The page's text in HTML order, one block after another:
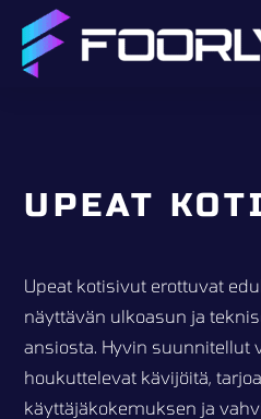
UPEAT
Upeat kotisivut erottuvat
näyttävän ulkoasun ja
ansiosta. Hyvin suunnitellut
houkuttelevat kävijöitä,
käyttäjäkokemuksen ja